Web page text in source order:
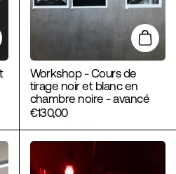
au panier
Workshop - Cours de
tirage noir et blanc en
chambre noire - avancé
€130,00